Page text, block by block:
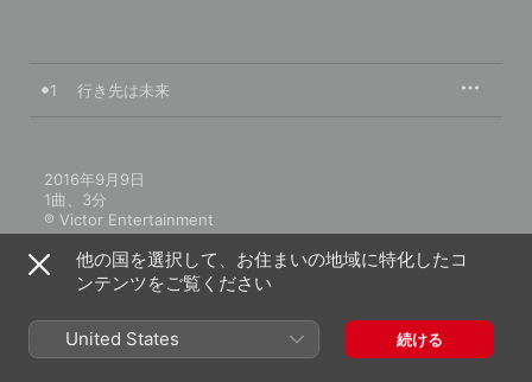
1 行き先は未来
2016年9月9日
1曲、3分
℗ Victor Entertainment
斉藤和義のその他の作品
他の国を選択して、お住まいの地域に特化したコ
ンテンツをご覧ください
United States 続ける